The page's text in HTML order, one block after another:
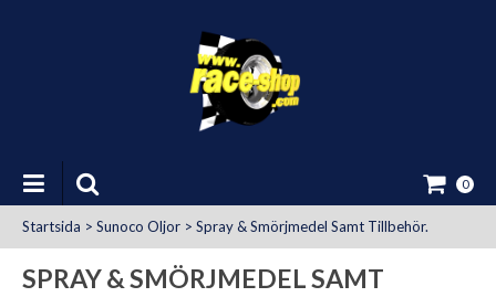
0
Startsida > Sunoco Oljor > Spray & Smörjmedel Samt Tillbehör.
SPRAY & SMÖRJMEDEL SAMT